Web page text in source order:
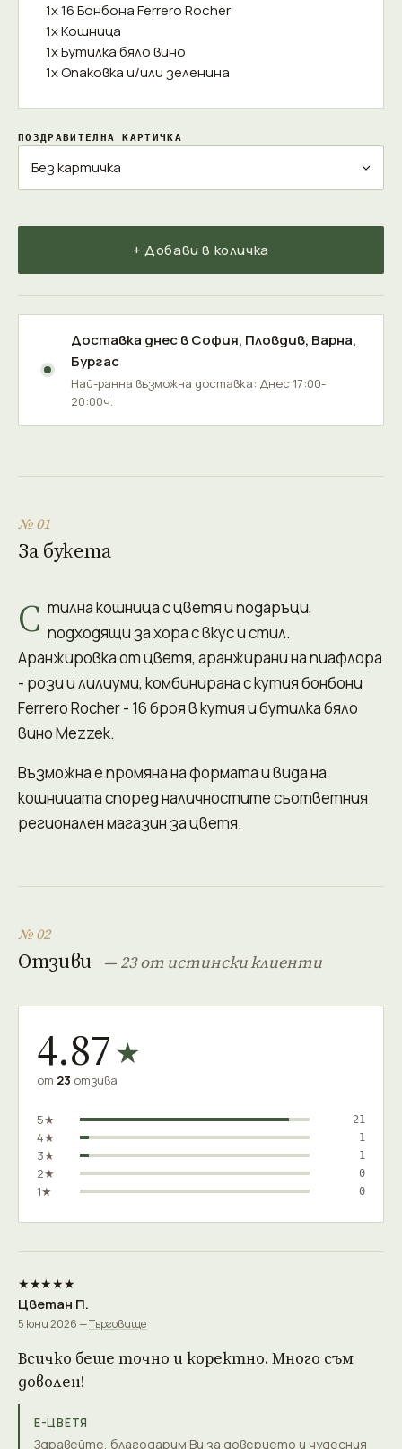
1x 16 Бонбонa Ferrero Rocher
1x Кошница
1x Бутилка бяло вино
1x Опаковка и/или зеленина
ПОЗДРАВИТЕЛНА КАРТИЧКА
+ Добави в количка
Доставка днес вСофия, Пловдив, Варна,
Бургас
Най-ранна възможна доставка: Днес 17:00-
20:00ч.
№ 01
За букета
С тилна кошница с цветя и подаръци,
подходящи за хора с вкус и стил.
Аранжировка от цветя, аранжирани на пиафлора
- рози и лилиуми, комбинирана с кутия бонбони
Ferrero Rocher - 16 броя в кутия и бутилка бяло
вино Mezzek.
Възможна е промяна на формата и вида на
кошницата според наличностите съответния
регионален магазин за цветя.
№ 02
Отзиви — 23 от истински клиенти
4.87★
от 23 отзива
5★ 21
4★ 1
3★ 1
2★ 0
1★ 0
★★★★★
Цветан П.
5 юни 2026 —Търговище
Всичко беше точно и коректно. Много съм
доволен!
Е-ЦВЕТЯ
Здравейте, благодарим Ви за доверието и чудесния